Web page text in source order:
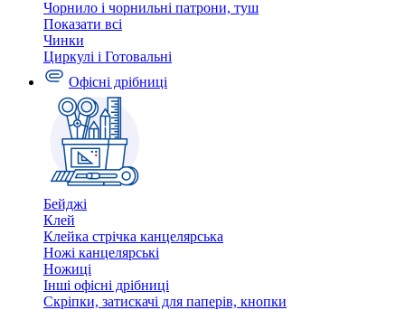
Чорнило і чорнильні патрони, туш
Показати всі
Чинки
Циркулі і Готовальні
Офісні дрібниці
Бейджі
Клей
Клейка стрічка канцелярська
Ножі канцелярські
Ножиці
Інші офісні дрібниці
Скріпки, затискачі для паперів, кнопки